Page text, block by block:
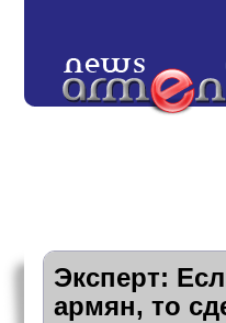
Эксперт:
армян, то